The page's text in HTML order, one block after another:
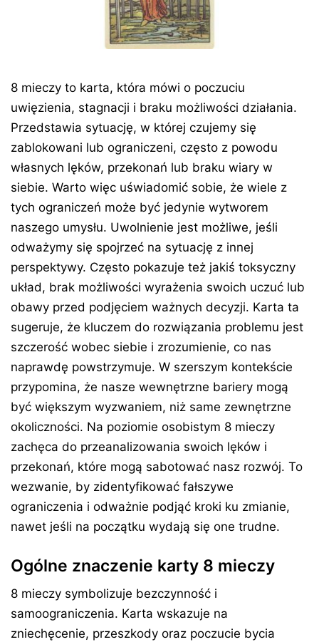
8 mieczy to karta, która mówi o poczuciu
uwięzienia, stagnacji i braku możliwości działania.
Przedstawia sytuację, w której czujemy się
zablokowani lub ograniczeni, często z powodu
własnych lęków, przekonań lub braku wiary w
siebie. Warto więc uświadomić sobie, że wiele z
tych ograniczeń może być jedynie wytworem
naszego umysłu. Uwolnienie jest możliwe, jeśli
odważymy się spojrzeć na sytuację z innej
perspektywy. Często pokazuje też jakiś toksyczny
układ, brak możliwości wyrażenia swoich uczuć lub
obawy przed podjęciem ważnych decyzji. Karta ta
sugeruje, że kluczem do rozwiązania problemu jest
szczerość wobec siebie i zrozumienie, co nas
naprawdę powstrzymuje. W szerszym kontekście
przypomina, że nasze wewnętrzne bariery mogą
być większym wyzwaniem, niż same zewnętrzne
okoliczności. Na poziomie osobistym 8 mieczy
zachęca do przeanalizowania swoich lęków i
przekonań, które mogą sabotować nasz rozwój. To
wezwanie, by zidentyfikować fałszywe
ograniczenia i odważnie podjąć kroki ku zmianie,
nawet jeśli na początku wydają się one trudne.
Ogólne znaczenie karty 8 mieczy
8 mieczy symbolizuje bezczynność i
samoograniczenia. Karta wskazuje na
zniechęcenie, przeszkody oraz poczucie bycia